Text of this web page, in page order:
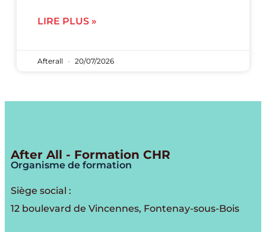
LIRE PLUS »
Afterall 20/07/2026
After All - Formation CHR
Organisme de formation
Siège social :
12 boulevard de Vincennes, Fontenay-sous-Bois